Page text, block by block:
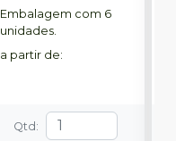
Embalagem com 6
unidades.
a partir de:
Qtd :